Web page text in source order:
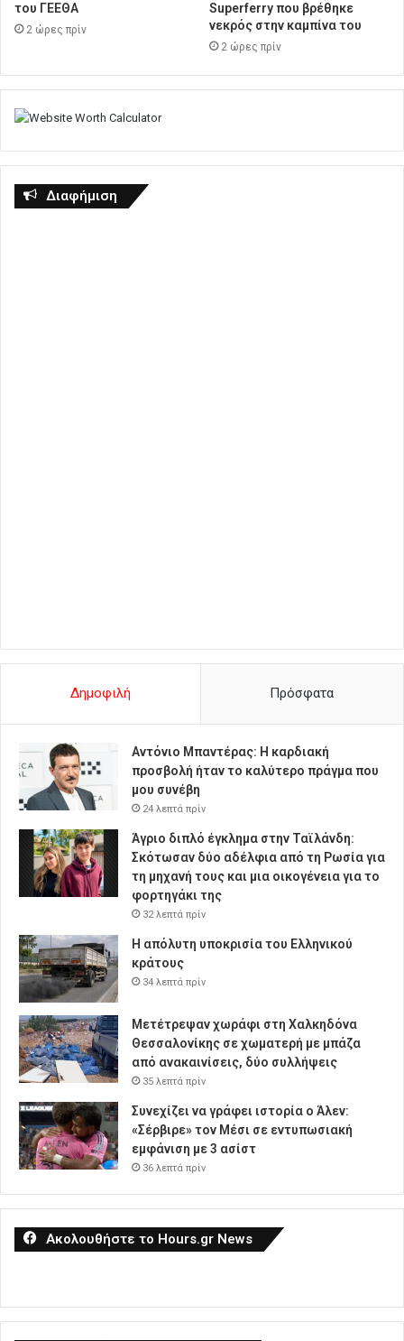
του ΓΕΕΘΑ
2 ώρες πρίν
Superferry που βρέθηκε
νεκρός στην καμπίνα του
2 ώρες πρίν
Διαφήμιση
Δημοφιλή Πρόσφατα
Αντόνιο Μπαντέρας: Η καρδιακή
προσβολή ήταν το καλύτερο πράγμα που
μου συνέβη
24 λεπτά πρίν
Άγριο διπλό έγκλημα στην Ταϊλάνδη:
Σκότωσαν δύο αδέλφια από τη Ρωσία για
τη μηχανή τους και μια οικογένεια για το
φορτηγάκι της
32 λεπτά πρίν
Η απόλυτη υποκρισία του Ελληνικού
κράτους
34 λεπτά πρίν
Μετέτρεψαν χωράφι στη Χαλκηδόνα
Θεσσαλονίκης σε χωματερή με μπάζα
από ανακαινίσεις, δύο συλλήψεις
35 λεπτά πρίν
Συνεχίζει να γράφει ιστορία ο Άλεν:
«Σέρβιρε» τον Μέσι σε εντυπωσιακή
εμφάνιση με 3 ασίστ
36 λεπτά πρίν
Ακολουθήστε το Hours.gr News